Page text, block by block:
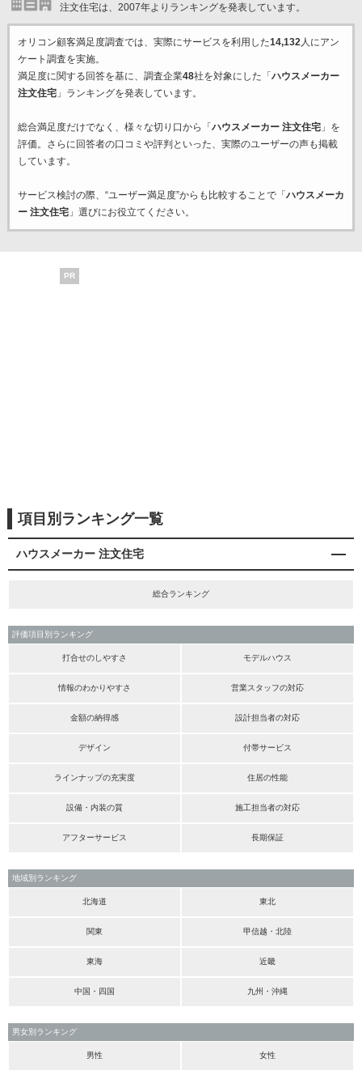
注文住宅は、2007年よりランキングを発表しています。
オリコン顧客満足度調査では、実際にサービスを利用した14,132人にアン
ケート調査を実施。
満足度に関する回答を基に、調査企業48社を対象にした「 ハウスメーカー
注文住宅」ランキングを発表しています。
総合満足度だけでなく、様々な切り口から「 ハウスメーカー 注文住宅」を
評価。さらに回答者の口コミや評判といった、実際のユーザーの声も掲載
しています。
サービス検討の際、“ユーザー満足度”からも比較することで「 ハウスメーカ
ー 注文住宅」選びにお役立てください。
PR
項目別ランキング一覧
ハウスメーカー 注文住宅
総合ランキング
評価項目別ランキング
打合せのしやすさ モデルハウス
情報のわかりやすさ 営業スタッフの対応
金額の納得感 設計担当者の対応
デザイン 付帯サービス
ラインナップの充実度 住居の性能
設備・内装の質 施工担当者の対応
アフターサービス 長期保証
地域別ランキング
北海道 東北
関東 甲信越・北陸
東海 近畿
中国・四国 九州・沖縄
男女別ランキング
男性 女性